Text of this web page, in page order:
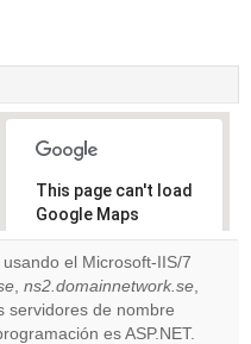
This page can't load
Google Maps
correctly.
Do you
own this
website?
OK
el Microsoft-IIS/7
, ns2.domainnetwork.se,
servidores de nombre
es ASP.NET.